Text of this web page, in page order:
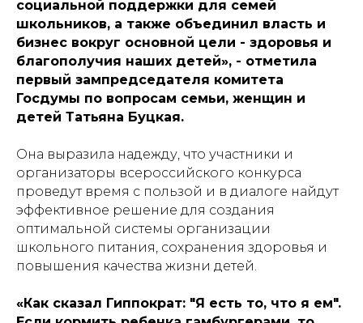
социальной поддержки для семей
школьников, а также объединил власть и
бизнес вокруг основной цели - здоровья и
благополучия наших детей», - отметила
первый зампредседателя комитета
Госдумы по вопросам семьи, женщин и
детей Татьяна Буцкая.
Она выразила надежду, что участники и
организаторы всероссийского конкурса
проведут время с пользой и в диалоге найдут
эффективное решение для создания
оптимальной системы организации
школьного питания, сохранения здоровья и
повышения качества жизни детей.
«Как сказал Гиппократ: "Я есть то, что я ем".